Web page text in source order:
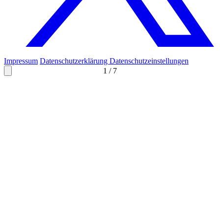
1 / 7
Impressum Datenschutzerklärung Datenschutzeinstellungen